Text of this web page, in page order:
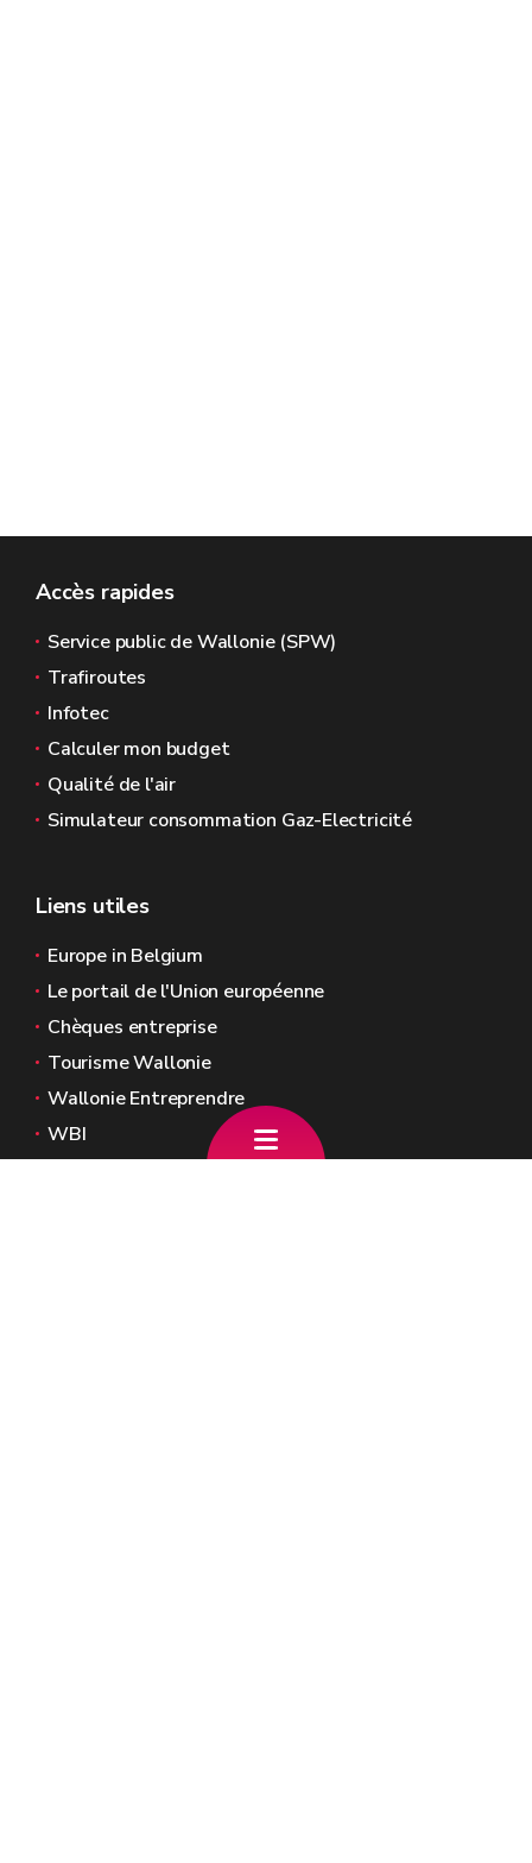
Accès rapides
Service public de Wallonie (SPW)
Trafiroutes
Infotec
Calculer mon budget
Qualité de l'air
Simulateur consommation Gaz-Electricité
Liens utiles
Europe in Belgium
Le portail de l'Union européenne
Chèques entreprise
Tourisme Wallonie
Wallonie Entreprendre
WBI